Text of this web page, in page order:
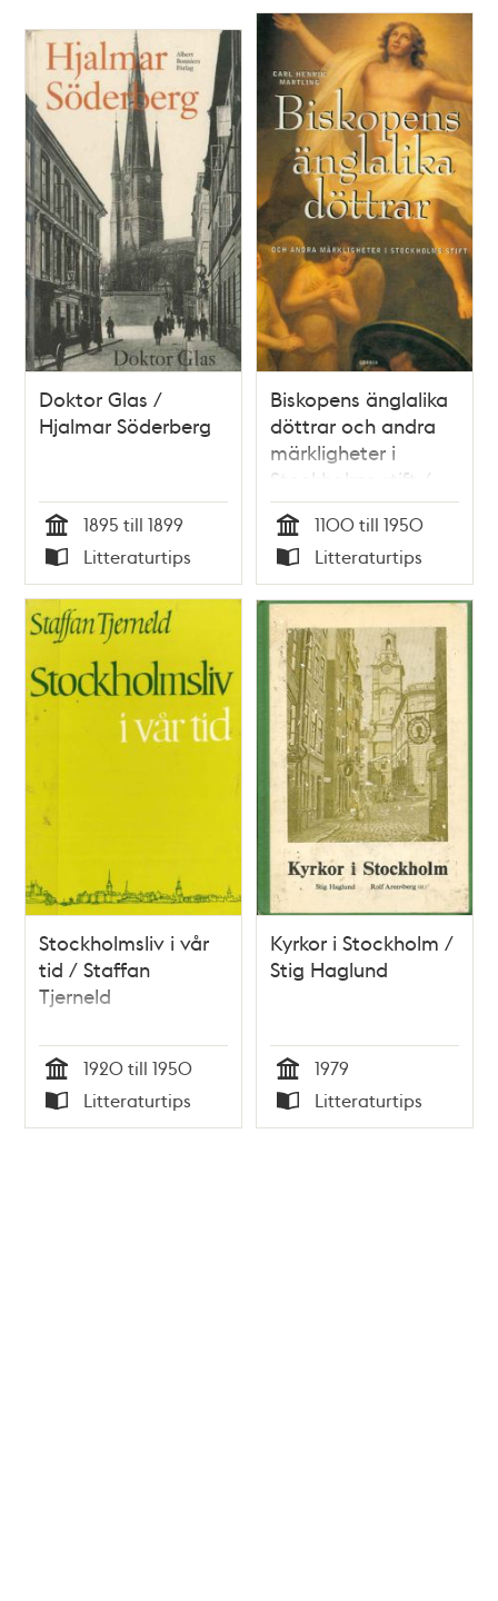
Doktor Glas /
Hjalmar Söderberg
Tid
1895 till 1899
Typ
Litteraturtips
Biskopens änglalika
döttrar och andra
märkligheter i
Stockholms stift /
Carl Henrik Martling
Tid
1100 till 1950
Typ
Litteraturtips
Stockholmsliv i vår
tid / Staffan
Tjerneld
Tid
1920 till 1950
Typ
Litteraturtips
Kyrkor i Stockholm /
Stig Haglund
Tid
1979
Typ
Litteraturtips